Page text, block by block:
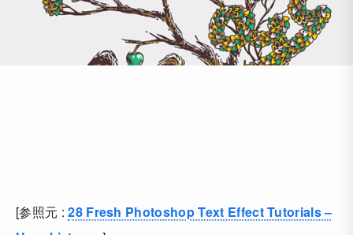
[参照元 :28 Fresh Photoshop Text Effect Tutorials –